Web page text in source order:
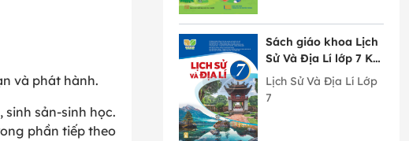
và phát hành.
sản-sinh học.
phần tiếp theo
Sách giáo khoa Lịch
Sử Và Địa Lí lớp 7 Kết
Nối Tri Thức Với
Cuộc Sống
Lịch Sử Và Địa Lí Lớp
7